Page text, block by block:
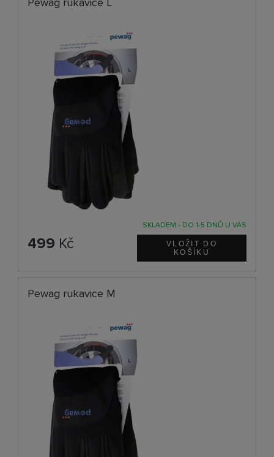
SKLADEM - DO 1-5 DNŮ U VÁS
499 Kč
Pewag rukavice M